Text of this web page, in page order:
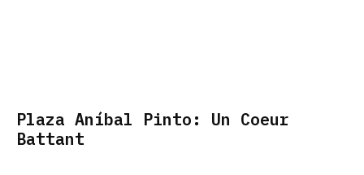
Plaza Aníbal Pinto: Un Coeur
Battant